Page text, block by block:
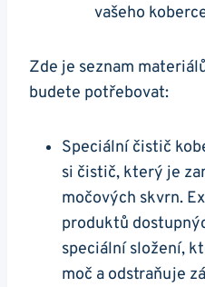
vašeho
Zde je seznam
budete potřebovat:
Speciální čistič
si čistič, který je
močových skvrn.
produktů
speciální složení,
moč a odstraňuje